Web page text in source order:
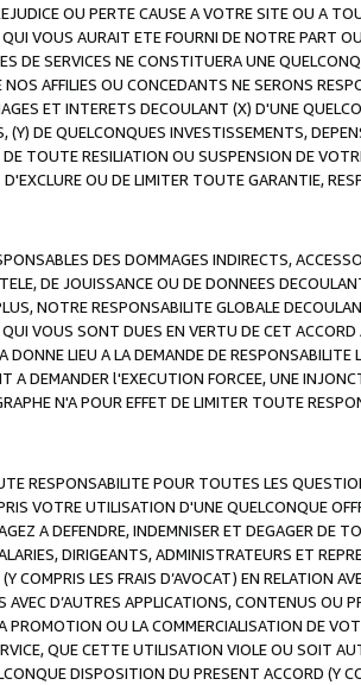
OU PERTE CAUSE A VOTRE SITE OU A
VOUS AURAIT ETE FOURNI DE NOTRE PART
DE SERVICES NE CONSTITUERA UNE
AFFILIES OU CONCEDANTS NE SERONS
ET INTERETS DECOULANT (X) D'UNE
DE QUELCONQUES INVESTISSEMENTS,
TOUTE RESILIATION OU SUSPENSION DE
OU DE LIMITER TOUTE GARANTIE,
DES DOMMAGES INDIRECTS,
DE JOUISSANCE OU DE DONNEES
NOTRE RESPONSABILITE GLOBALE
VOUS SONT DUES EN VERTU DE CET
LIEU A LA DEMANDE DE RESPONSABILITE
A DEMANDER l'EXECUTION FORCEE, UNE
N'A POUR EFFET DE LIMITER TOUTE
RESPONSABILITE POUR TOUTES LES
VOTRE UTILISATION D'UNE QUELCONQUE
A DEFENDRE, INDEMNISER ET DEGAGER DE
DIRIGEANTS, ADMINISTRATEURS ET
COMPRIS LES FRAIS D’AVOCAT) EN RELATION
D’AUTRES APPLICATIONS, CONTENUS OU
PROMOTION OU LA COMMERCIALISATION DE
QUE CETTE UTILISATION VIOLE OU SOIT
DISPOSITION DU PRESENT ACCORD (Y